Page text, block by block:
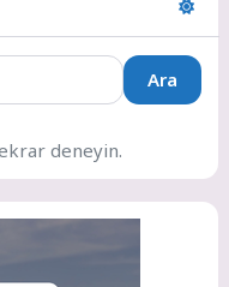
Ara
deneyin.